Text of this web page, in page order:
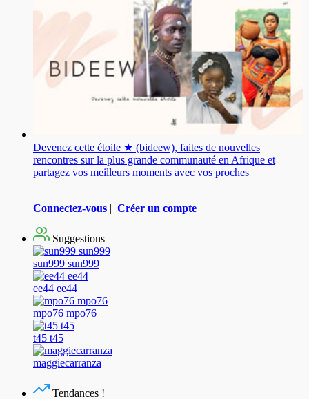
Devenez cette étoile ★ (bideew), faites de nouvelles
rencontres sur la plus grande communauté en Afrique et
partagez vos meilleurs moments avec vos proches
Connectez-vous | Créer un compte
Suggestions
sun999 sun999
ee44 ee44
mpo76 mpo76
t45 t45
maggiecarranza
Tendances !